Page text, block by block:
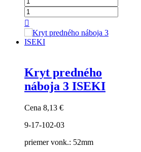

Kryt predného
náboja 3 ISEKI
Cena 8,13 €
9-17-102-03
priemer vonk.: 52mm